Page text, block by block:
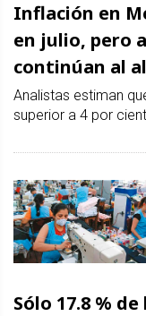
Inflación en
en julio, pero
continúan al
Analistas estiman
superior a 4 por
Sólo 17.8 %